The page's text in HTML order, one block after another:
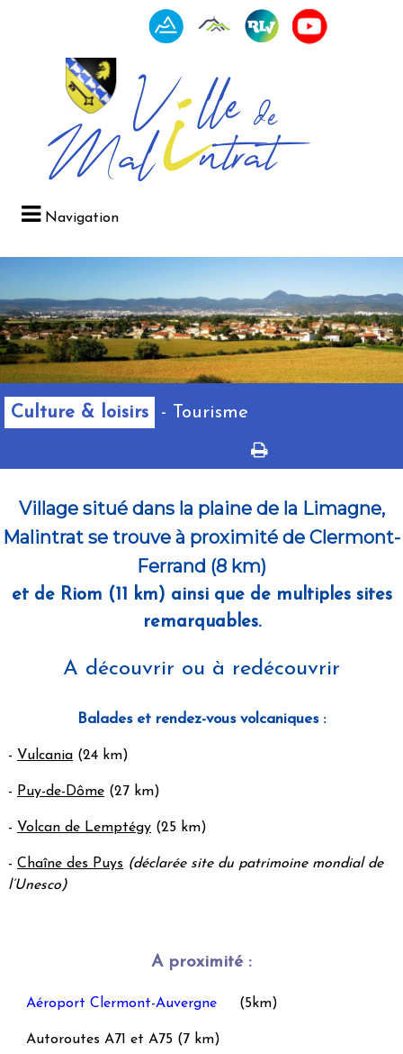
Navigation
Culture & loisirs - Tourisme
Village situé dans la plaine de la Limagne,
Malintrat se trouve à proximité de Clermont-
Ferrand (8 km)
et de Riom (11 km) ainsi que de multiples sites
remarquables.
A découvrir ou à redécouvrir
Balades et rendez-vous volcaniques :
- Vulcania(24 km)
- Puy-de-Dôme(27 km)
- Volcan de Lemptégy(25 km)
- Chaîne des Puys (déclarée site du patrimoine mondial de
l’Unesco)
A proximité :
Aéroport Clermont-Auvergne (5km)
Autoroutes A71 et A75 (7 km)